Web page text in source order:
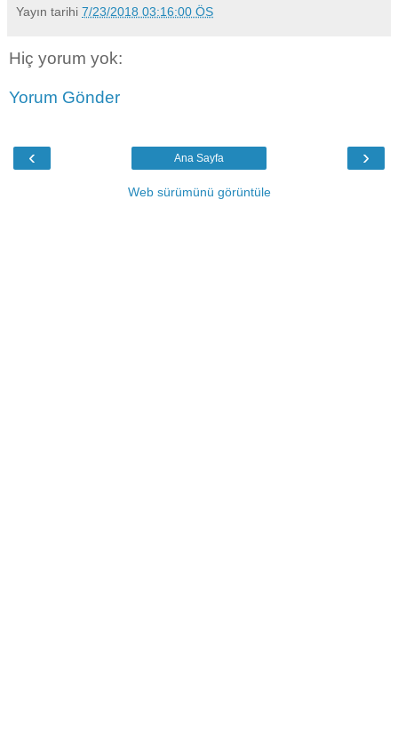
Yayın tarihi 7/23/2018 03:16:00 ÖS
Hiç yorum yok:
Yorum Gönder
‹ ›
Ana Sayfa
Web sürümünü görüntüle